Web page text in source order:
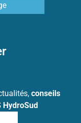
conseils
HydroSud